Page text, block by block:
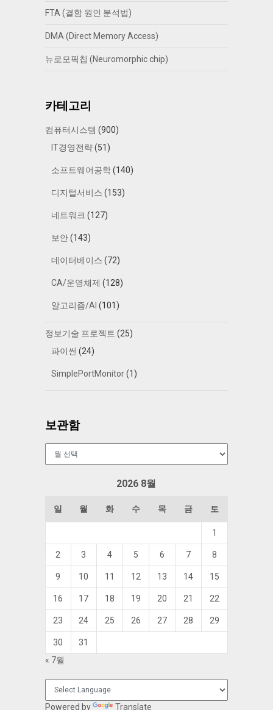
FTA (결함 원인 분석법)
DMA (Direct Memory Access)
뉴로모픽칩 (Neuromorphic chip)
카테고리
컴퓨터시스템 (900)
IT경영전략(51)
소프트웨어공학(140)
디지털서비스 (153)
네트워크 (127)
보안(143)
데이터베이스 (72)
CA/운영체제 (128)
알고리즘/AI (101)
정보기술 프로젝트 (25)
파이썬 (24)
SimplePortMonitor(1)
보관함
2026 8월
일 월 화 수 목 금 토
1
2 3 4 5 6 7 8
9 10 11 12 13 14 15
16 17 18 19 20 21 22
23 24 25 26 27 28 29
30
31
« 7월
Powered by Translate